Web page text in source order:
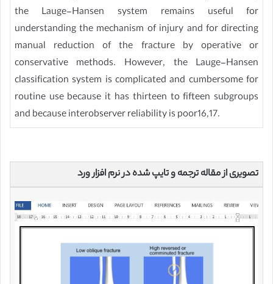
the Lauge-Hansen system remains useful for
understanding the mechanism of injury and for directing
manual reduction of the fracture by operative or
conservative methods. However, the Lauge-Hansen
classification system is complicated and cumbersome for
routine use because it has thirteen to fifteen subgroups
and because interobserver reliability is poor16,17.
تصویری از مقاله ترجمه و تایپ شده در نرم افزار ورد